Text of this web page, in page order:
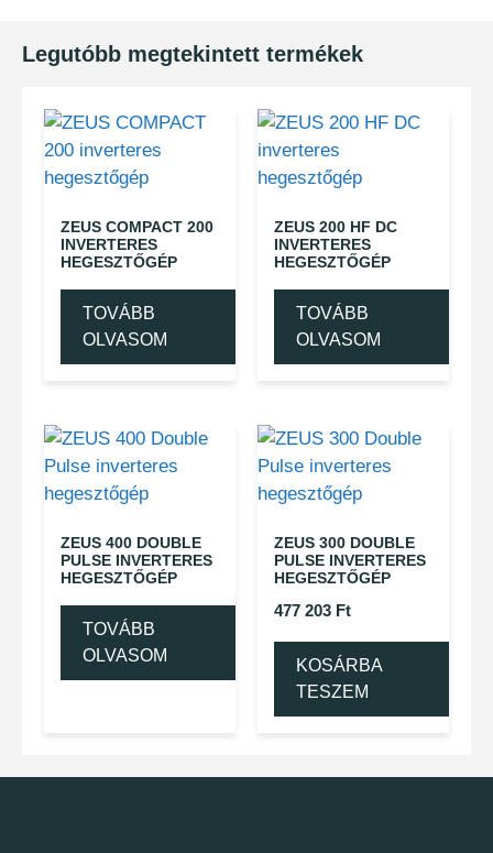
Legutóbb megtekintett termékek
ZEUS COMPACT 200
INVERTERES
HEGESZTŐGÉP
TOVÁBB
OLVASOM
ZEUS 200 HF DC
INVERTERES
HEGESZTŐGÉP
TOVÁBB
OLVASOM
ZEUS 400 DOUBLE
PULSE INVERTERES
HEGESZTŐGÉP
TOVÁBB
OLVASOM
ZEUS 300 DOUBLE
PULSE INVERTERES
HEGESZTŐGÉP
477 203 Ft
KOSÁRBA
TESZEM